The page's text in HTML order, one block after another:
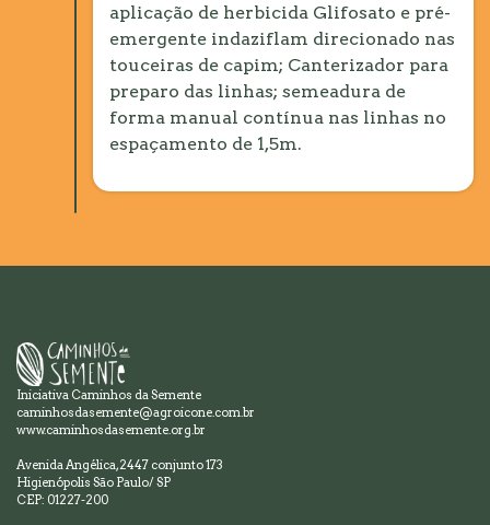
aplicação de herbicida Glifosato e pré-
emergente indaziflam direcionado nas
touceiras de capim; Canterizador para
preparo das linhas; semeadura de
forma manual contínua nas linhas no
espaçamento de 1,5m.
Iniciativa Caminhos da Semente
caminhosdasemente@agroicone.com.br
www.caminhosdasemente.org.br
Avenida Angélica, 2447 conjunto 173
Higienópolis São Paulo/ SP
CEP: 01227-200